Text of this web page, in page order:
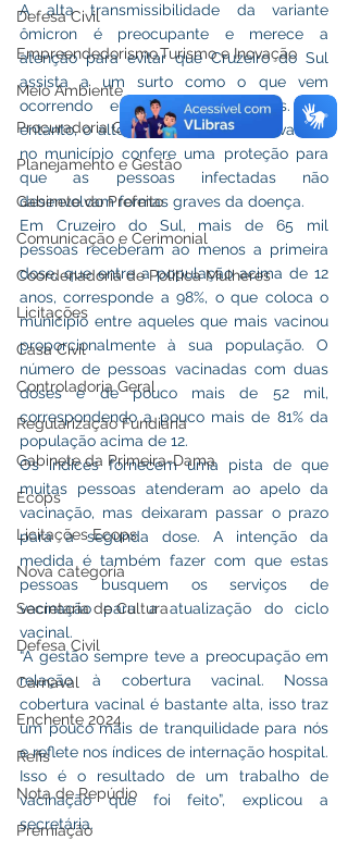
Defesa Civil
Empreendedorismo,Turismo e Inovação
Meio Ambiente
Procuradoria Geral
Planejamento e Gestão
Gabinete do Prefeito
Comunicação e Cerimonial
Coordenadoria de Politica Mulheres
Licitações
Casa Civil
Controladoria Geral
Regularização Fundiária
Gabinete da Primeira-Dama
Ecops
Licitações Ecops
Nova categoria
Secretaria de Cultura
Defesa Civil
Carnaval
Enchente 2024
Refis
Nota de Repúdio
Premiação
A alta transmissibilidade da variante
ômicron é preocupante e merece a
atenção para evitar que Cruzeiro do Sul
assista a um surto como o que vem
ocorrendo em outros munícipios. No
entanto, o alto índice de cobertura vacinal
no município confere uma proteção para
que as pessoas infectadas não
desenvolvam formas graves da doença.
Em Cruzeiro do Sul, mais de 65 mil
pessoas receberam ao menos a primeira
dose, que entre a população acima de 12
anos, corresponde a 98%, o que coloca o
município entre aqueles que mais vacinou
proporcionalmente à sua população. O
número de pessoas vacinadas com duas
doses é de pouco mais de 52 mil,
correspondendo a pouco mais de 81% da
população acima de 12.
Os índices fornecem uma pista de que
muitas pessoas atenderam ao apelo da
vacinação, mas deixaram passar o prazo
para a segunda dose. A intenção da
medida é também fazer com que estas
pessoas busquem os serviços de
vacinação para a atualização do ciclo
vacinal.
“A gestão sempre teve a preocupação em
relação à cobertura vacinal. Nossa
cobertura vacinal é bastante alta, isso traz
um pouco mais de tranquilidade para nós
e reflete nos índices de internação hospital.
Isso é o resultado de um trabalho de
vacinação que foi feito”, explicou a
secretária.